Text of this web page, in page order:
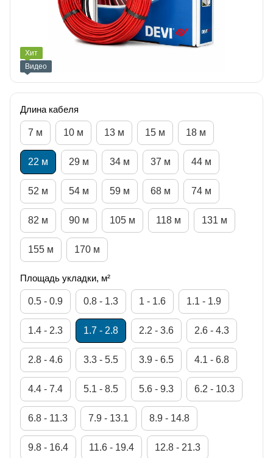
Хит
Видео
Длина кабеля
7 м 10 м 13 м 15 м 18 м
22 м 29 м 34 м 37 м 44 м
52 м 54 м 59 м 68 м 74 м
82 м 90 м 105 м 118 м 131 м
155 м 170 м
Площадь укладки, м²
0.5 - 0.9 0.8 - 1.3 1 - 1.6 1.1 - 1.9
1.4 - 2.3 1.7 - 2.8 2.2 - 3.6 2.6 - 4.3
2.8 - 4.6 3.3 - 5.5 3.9 - 6.5 4.1 - 6.8
4.4 - 7.4 5.1 - 8.5 5.6 - 9.3 6.2 - 10.3
6.8 - 11.3 7.9 - 13.1 8.9 - 14.8
9.8 - 16.4 11.6 - 19.4 12.8 - 21.3